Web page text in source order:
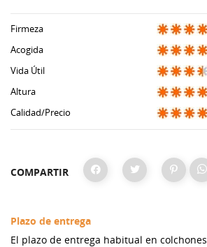
Firmeza
Acogida
Vida Útil
Altura
Calidad/Precio
COMPARTIR
Plazo de entrega
El plazo de entrega habitual en